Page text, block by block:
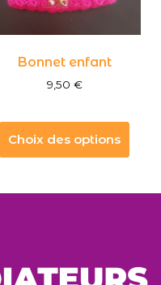
Bonnet enfant
9,50 €
Choix des options